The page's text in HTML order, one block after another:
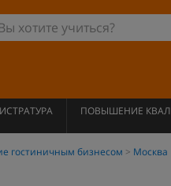
ПОВЫШЕНИЕ
гостиничным бизнесом Москва